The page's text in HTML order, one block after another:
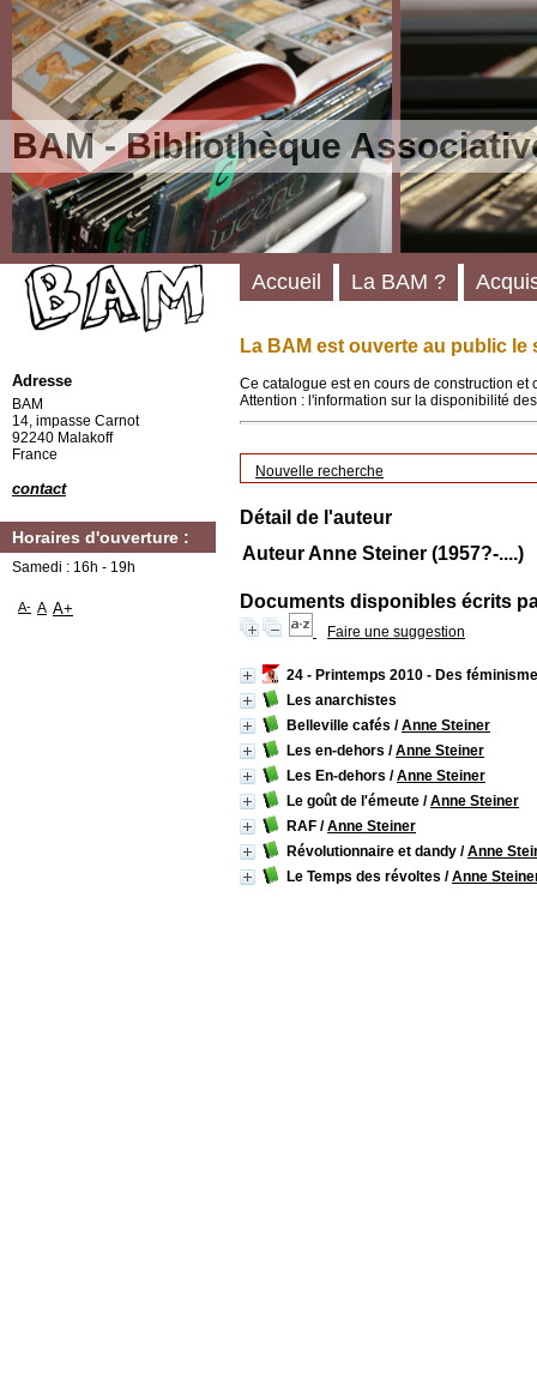
BAM - Bibliothèque
La BAM est ouverte au public le
Ce catalogue est en cours de construction
Attention : l'information sur la disponibilité
Nouvelle recherche
Détail de l'auteur
Auteur Anne Steiner (1957?-....)
Documents disponibles écrits
Faire une suggestion
24 - Printemps 2010 - Des
Les anarchistes
Belleville cafés /Anne Steiner
Les en-dehors /Anne Steiner
Les En-dehors /Anne Steiner
Le goût de l'émeute /Anne Steiner
RAF /Anne Steiner
Révolutionnaire et dandy /Anne
Le Temps des révoltes /Anne
Accueil La BAM ?
Adresse
BAM
14, impasse Carnot
92240 Malakoff
France
contact
Horaires d'ouverture :
Samedi : 16h - 19h
A- A A+